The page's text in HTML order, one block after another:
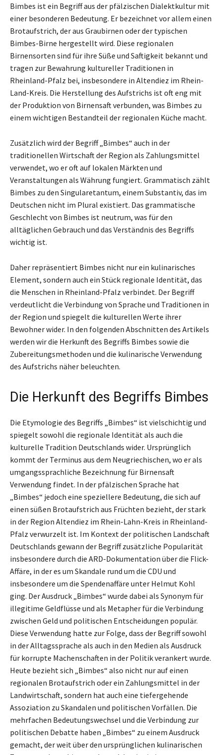
Bimbes ist ein Begriff aus der pfälzischen Dialektkultur mit
einer besonderen Bedeutung. Er bezeichnet vor allem einen
Brotaufstrich, der aus Graubirnen oder der typischen
Bimbes-Birne hergestellt wird. Diese regionalen
Birnensorten sind für ihre Süße und Saftigkeit bekannt und
tragen zur Bewahrung kultureller Traditionen in
Rheinland-Pfalz bei, insbesondere in Altendiez im Rhein-
Land-Kreis. Die Herstellung des Aufstrichs ist oft eng mit
der Produktion von Birnensaft verbunden, was Bimbes zu
einem wichtigen Bestandteil der regionalen Küche macht.
Zusätzlich wird der Begriff „Bimbes“ auch in der
traditionellen Wirtschaft der Region als Zahlungsmittel
verwendet, wo er oft auf lokalen Märkten und
Veranstaltungen als Währung fungiert. Grammatisch zählt
Bimbes zu den Singularetantum, einem Substantiv, das im
Deutschen nicht im Plural existiert. Das grammatische
Geschlecht von Bimbes ist neutrum, was für den
alltäglichen Gebrauch und das Verständnis des Begriffs
wichtig ist.
Daher repräsentiert Bimbes nicht nur ein kulinarisches
Element, sondern auch ein Stück regionale Identität, das
die Menschen in Rheinland-Pfalz verbindet. Der Begriff
verdeutlicht die Verbindung von Sprache und Traditionen in
der Region und spiegelt die kulturellen Werte ihrer
Bewohner wider. In den folgenden Abschnitten des Artikels
werden wir die Herkunft des Begriffs Bimbes sowie die
Zubereitungsmethoden und die kulinarische Verwendung
des Aufstrichs näher beleuchten.
Die Herkunft des Begriffs Bimbes
Die Etymologie des Begriffs „Bimbes“ ist vielschichtig und
spiegelt sowohl die regionale Identität als auch die
kulturelle Tradition Deutschlands wider. Ursprünglich
kommt der Terminus aus dem Neugriechischen, wo er als
umgangssprachliche Bezeichnung für Birnensaft
Verwendung findet. In der pfälzischen Sprache hat
„Bimbes“ jedoch eine speziellere Bedeutung, die sich auf
einen süßen Brotaufstrich aus Früchten bezieht, der stark
in der Region Altendiez im Rhein-Lahn-Kreis in Rheinland-
Pfalz verwurzelt ist. Im Kontext der politischen Landschaft
Deutschlands gewann der Begriff zusätzliche Popularität
insbesondere durch die ARD-Dokumentation über die Flick-
Affäre, in der es um Skandale rund um die CDU und
insbesondere um die Spendenaffäre unter Helmut Kohl
ging. Der Ausdruck „Bimbes“ wurde dabei als Synonym für
illegitime Geldflüsse und als Metapher für die Verbindung
zwischen Geld und politischen Entscheidungen populär.
Diese Verwendung hatte zur Folge, dass der Begriff sowohl
in der Alltagssprache als auch in den Medien als Ausdruck
für korrupte Machenschaften in der Politik verankert wurde.
Heute bezieht sich „Bimbes“ also nicht nur auf einen
regionalen Brotaufstrich oder ein Zahlungsmittel in der
Landwirtschaft, sondern hat auch eine tiefergehende
Assoziation zu Skandalen und politischen Vorfällen. Die
mehrfachen Bedeutungswechsel und die Verbindung zur
politischen Debatte haben „Bimbes“ zu einem Ausdruck
gemacht, der weit über den ursprünglichen kulinarischen